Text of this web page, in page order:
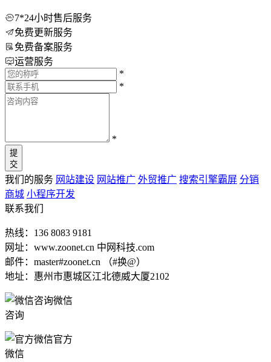
7*24小时售后服务
免费更新服务
免费备案服务
运营服务
*
*
*
提
交
我们的服务 网站建设 网站推广 外贸推广 搜索引擎霸屏 分销
商城 小程序开发
联系我们
热线：136 8083 9181
网址：www.zoonet.cn 中网科技.com
邮件：master#zoonet.cn （#换@）
地址：惠州市惠城区江北德威大厦2102
微信
咨询
官方
微信